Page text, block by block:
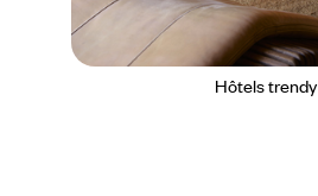
Hôtels trendy